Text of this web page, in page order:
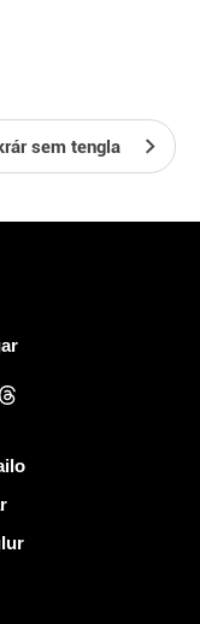
sem tengla
Threads